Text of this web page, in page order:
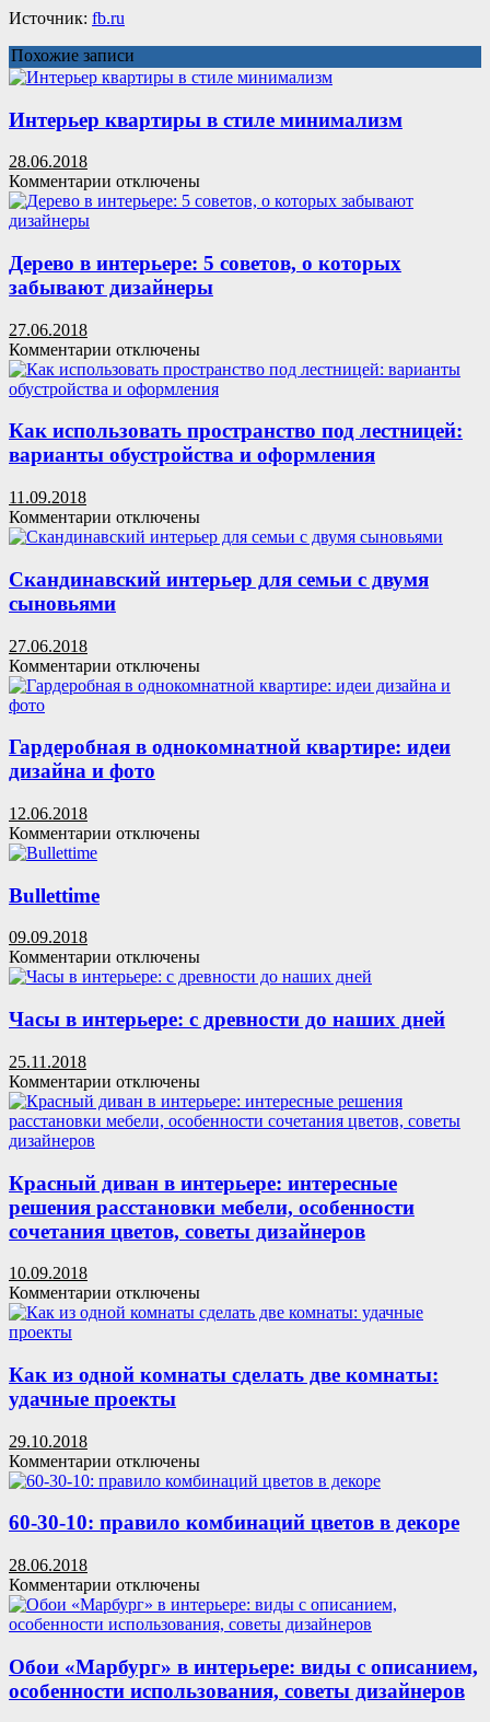
Источник: fb.ru
Похожие записи
Интерьер квартиры в стиле минимализм
28.06.2018
Комментарии к
записи
в
стиле
минимализм
отключены
Дерево в интерьере: 5 советов, о которых
забывают дизайнеры
27.06.2018
Комментарии к
записи
Дерево
интерьере:
советов,
забывают
дизайнеры
отключены
Как использовать пространство под лестницей:
варианты обустройства и оформления
11.09.2018
Комментарии к
записи
использовать
пространство
под
обустройства
и
отключены
Скандинавский интерьер для семьи с двумя
сыновьями
27.06.2018
Комментарии к
записи
для
семьи
с
отключены
Гардеробная в однокомнатной квартире: идеи
дизайна и фото
12.06.2018
Комментарии к
идеи
дизайна
и
отключены
Bullettime
09.09.2018
Комментарии к
записи
отключены
Часы в интерьере: с древности до наших дней
25.11.2018
Комментарии к
записи
Часы
с
древности
до
наших
отключены
Красный диван в интерьере: интересные
решения расстановки мебели, особенности
сочетания цветов, советы дизайнеров
10.09.2018
Комментарии к
записи
в
интерьере:
интересные
мебели,
особенности
цветов,
отключены
Как из одной комнаты сделать две комнаты:
удачные проекты
29.10.2018
Комментарии к
записи
из
одной
сделать
две
комнаты:
удачные
проекты
отключены
60-30-10: правило комбинаций цветов в декоре
28.06.2018
Комментарии к
записи
60-
10:
правило
комбинаций
отключены
Обои «Марбург» в интерьере: виды с описанием,
особенности использования, советы дизайнеров